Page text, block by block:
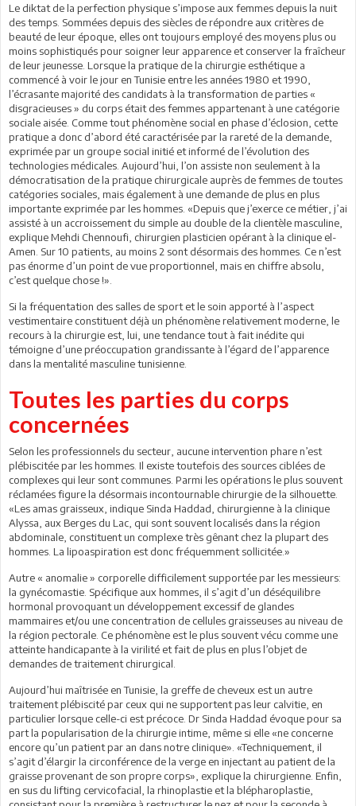
Le diktat de la perfection physique s’impose aux femmes depuis la nuit
des temps. Sommées depuis des siècles de répondre aux critères de
beauté de leur époque, elles ont toujours employé des moyens plus ou
moins sophistiqués pour soigner leur apparence et conserver la fraîcheur
de leur jeunesse. Lorsque la pratique de la chirurgie esthétique a
commencé à voir le jour en Tunisie entre les années 1980 et 1990,
l’écrasante majorité des candidats à la transformation de parties «
disgracieuses » du corps était des femmes appartenant à une catégorie
sociale aisée. Comme tout phénomène social en phase d’éclosion, cette
pratique a donc d’abord été caractérisée par la rareté de la demande,
exprimée par un groupe social initié et informé de l’évolution des
technologies médicales. Aujourd’hui, l’on assiste non seulement à la
démocratisation de la pratique chirurgicale auprès de femmes de toutes
catégories sociales, mais également à une demande de plus en plus
importante exprimée par les hommes. «Depuis que j’exerce ce métier, j’ai
assisté à un accroissement du simple au double de la clientèle masculine,
explique Mehdi Chennoufi, chirurgien plasticien opérant à la clinique el-
Amen. Sur 10 patients, au moins 2 sont désormais des hommes. Ce n’est
pas énorme d’un point de vue proportionnel, mais en chiffre absolu,
c’est quelque chose !».
Si la fréquentation des salles de sport et le soin apporté à l’aspect
vestimentaire constituent déjà un phénomène relativement moderne, le
recours à la chirurgie est, lui, une tendance tout à fait inédite qui
témoigne d’une préoccupation grandissante à l’égard de l’apparence
dans la mentalité masculine tunisienne.
Toutes les parties du corps
concernées
Selon les professionnels du secteur, aucune intervention phare n’est
plébiscitée par les hommes. Il existe toutefois des sources ciblées de
complexes qui leur sont communes. Parmi les opérations le plus souvent
réclamées figure la désormais incontournable chirurgie de la silhouette.
«Les amas graisseux, indique Sinda Haddad, chirurgienne à la clinique
Alyssa, aux Berges du Lac, qui sont souvent localisés dans la région
abdominale, constituent un complexe très gênant chez la plupart des
hommes. La lipoaspiration est donc fréquemment sollicitée.»
Autre « anomalie » corporelle difficilement supportée par les messieurs:
la gynécomastie. Spécifique aux hommes, il s’agit d’un déséquilibre
hormonal provoquant un développement excessif de glandes
mammaires et/ou une concentration de cellules graisseuses au niveau de
la région pectorale. Ce phénomène est le plus souvent vécu comme une
atteinte handicapante à la virilité et fait de plus en plus l’objet de
demandes de traitement chirurgical.
Aujourd’hui maîtrisée en Tunisie, la greffe de cheveux est un autre
traitement plébiscité par ceux qui ne supportent pas leur calvitie, en
particulier lorsque celle-ci est précoce. Dr Sinda Haddad évoque pour sa
part la popularisation de la chirurgie intime, même si elle «ne concerne
encore qu’un patient par an dans notre clinique». «Techniquement, il
s’agit d’élargir la circonférence de la verge en injectant au patient de la
graisse provenant de son propre corps», explique la chirurgienne. Enfin,
en sus du lifting cervicofacial, la rhinoplastie et la blépharoplastie,